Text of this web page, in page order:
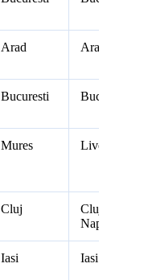
Arad Arad
Bucuresti Bucuresti
Mures Livezeni
Cluj
Cluj-
Napoca
Iasi Iasi